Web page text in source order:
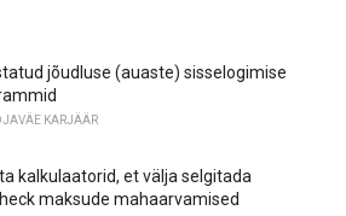
jõudluse (auaste) sisselogimise
KARJÄÄR
kalkulaatorid, et välja selgitada
maksude mahaarvamised